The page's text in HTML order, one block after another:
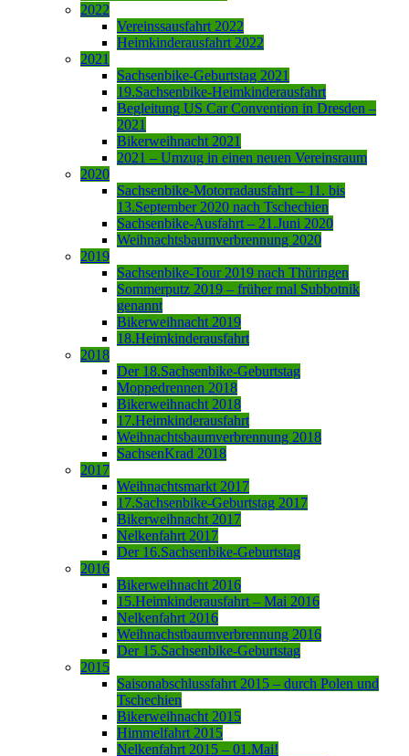
2022
Vereinssausfahrt 2022
Heimkinderausfahrt 2022
2021
Sachsenbike-Geburtstag 2021
19.Sachsenbike-Heimkinderausfahrt
Begleitung US Car Convention in Dresden –
2021
Bikerweihnacht 2021
2021 – Umzug in einen neuen Vereinsraum
2020
Sachsenbike-Motorradausfahrt – 11. bis
13.September 2020 nach Tschechien
Sachsenbike-Ausfahrt – 21.Juni 2020
Weihnachtsbaumverbrennung 2020
2019
Sachsenbike-Tour 2019 nach Thüringen
Sommerputz 2019 – früher mal Subbotnik
genannt
Bikerweihnacht 2019
18.Heimkinderausfahrt
2018
Der 18.Sachsenbike-Geburtstag
Moppedrennen 2018
Bikerweihnacht 2018
17.Heimkinderausfahrt
Weihnachtsbaumverbrennung 2018
SachsenKrad 2018
2017
Weihnachtsmarkt 2017
17.Sachsenbike-Geburtstag 2017
Bikerweihnacht 2017
Nelkenfahrt 2017
Der 16.Sachsenbike-Geburtstag
2016
Bikerweihnacht 2016
15.Heimkinderausfahrt – Mai 2016
Nelkenfahrt 2016
Weihnachstbaumverbrennung 2016
Der 15.Sachsenbike-Geburtstag
2015
Saisonabschlussfahrt 2015 – durch Polen und
Tschechien
Bikerweihnacht 2015
Himmelfahrt 2015
Nelkenfahrt 2015 – 01.Mai!